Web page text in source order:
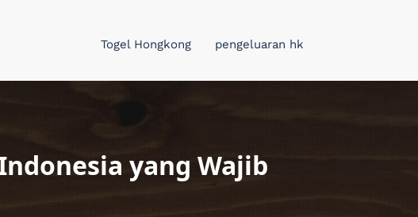
Togel Hongkong pengeluaran hk
yang Wajib